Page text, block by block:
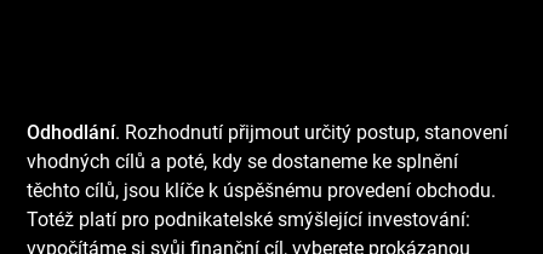
Odhodlání. Rozhodnutí přijmout určitý postup, stanovení
vhodných cílů a poté, kdy se dostaneme ke splnění
těchto cílů, jsou klíče k úspěšnému provedení obchodu.
Totéž platí pro podnikatelské smýšlející investování:
vypočítáme si svůj finanční cíl, vyberete prokázanou